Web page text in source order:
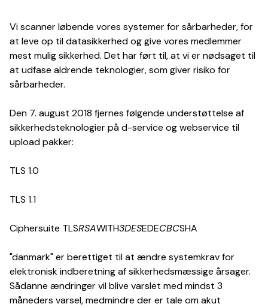
Vi scanner løbende vores systemer for sårbarheder, for
at leve op til datasikkerhed og give vores medlemmer
mest mulig sikkerhed. Det har ført til, at vi er nødsaget til
at udfase aldrende teknologier, som giver risiko for
sårbarheder.
Den 7. august 2018 fjernes følgende understøttelse af
sikkerhedsteknologier på d-service og webservice til
upload pakker:
TLS 1.0
TLS 1.1
Ciphersuite TLSRSAWITH3DESEDECBCSHA
"danmark" er berettiget til at ændre systemkrav for
elektronisk indberetning af sikkerhedsmæssige årsager.
Sådanne ændringer vil blive varslet med mindst 3
måneders varsel, medmindre der er tale om akut